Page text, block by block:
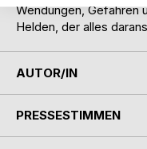
Wendungen, Gefahren
Helden, der alles
AUTOR/IN
PRESSESTIMMEN